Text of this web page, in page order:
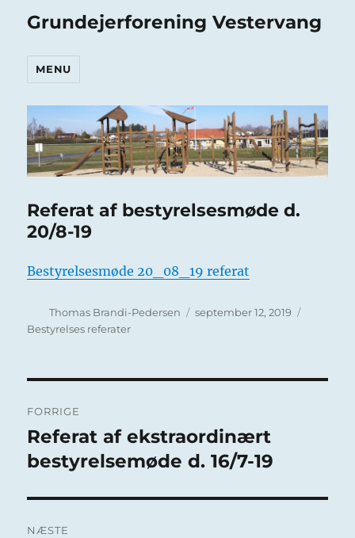
Grundejerforening Vestervang
MENU
Referat af bestyrelsesmøde d.
20/8-19
Bestyrelsesmøde 20_08_19 referat
Forfatter
Thomas Brandi-Pedersen Udgivet
september 12, 2019
Bestyrelses referater
FORRIGE
Forrige
indlæg:
Referat af ekstraordinært
bestyrelsemøde d. 16/7-19
NÆSTE